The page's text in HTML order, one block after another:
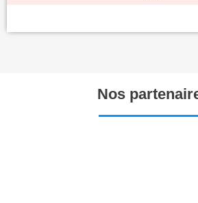
Nos